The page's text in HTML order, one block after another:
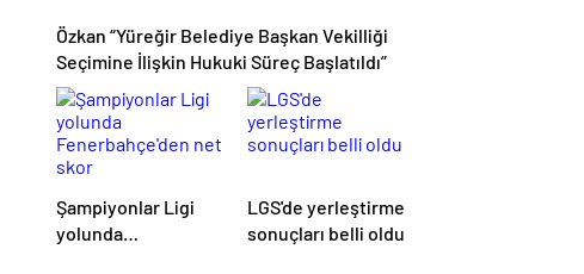
Özkan “Yüreğir Belediye Başkan Vekilliği
Seçimine İlişkin Hukuki Süreç Başlatıldı”
Şampiyonlar Ligi
yolunda
LGS'de yerleştirme
sonuçları belli oldu